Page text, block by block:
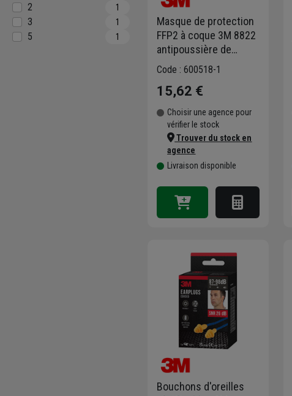
2 1
3 1
5 1
Masque de protection
FFP2 à coque 3M 8822
antipoussière de
ponçage - avec
Code : 600518-1
15,62 €
Choisir une agence pour
vérifier le stock
Trouver du stock en
agence
Livraison disponible
Bouchons d'oreilles